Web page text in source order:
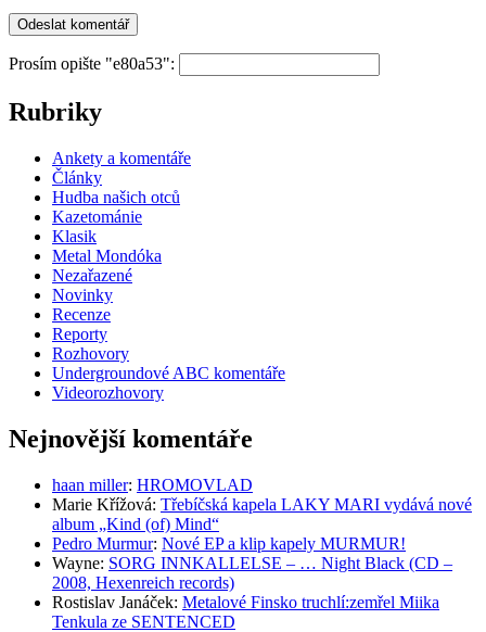
Prosím opište "e80a53":
Rubriky
Ankety a komentáře
Články
Hudba našich otců
Kazetománie
Klasik
Metal Mondóka
Nezařazené
Novinky
Recenze
Reporty
Rozhovory
Undergroundové ABC komentáře
Videorozhovory
Nejnovější komentáře
haan miller: HROMOVLAD
Marie Křížová: Třebíčská kapela LAKY MARI vydává nové
album „Kind (of) Mind“
Pedro Murmur: Nové EP a klip kapely MURMUR!
Wayne: SORG INNKALLELSE – … Night Black (CD –
2008, Hexenreich records)
Rostislav Janáček: Metalové Finsko truchlí:zemřel Miika
Tenkula ze SENTENCED